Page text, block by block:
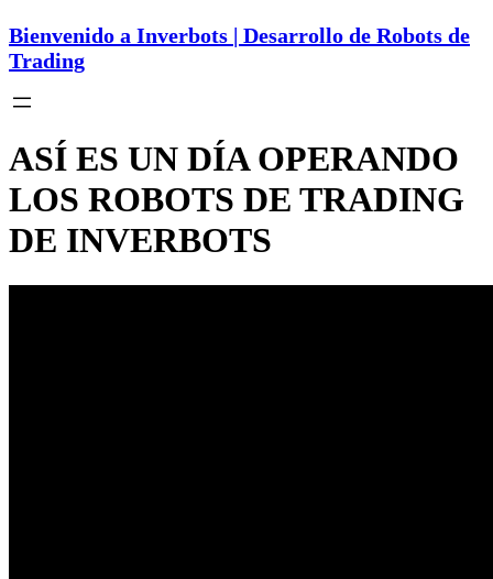
Bienvenido a Inverbots | Desarrollo de Robots de
Trading
ASÍ ES UN DÍA OPERANDO
LOS ROBOTS DE TRADING
DE INVERBOTS